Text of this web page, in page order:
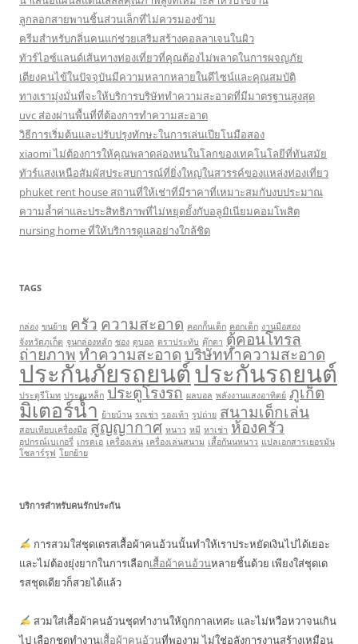
ลูกลอกสายพานชิ้นส่วนเล็กที่ไม่ควรมองข้าม
ครีมสำหรับกลิ่นคนแก่ช่วยเสริมสร้างคอลลาเจนในผิว
ทัวร์ไอซ์แลนด์เส้นทางท่องเที่ยวที่คุณต้องไม่พลาดในการผจญภัย
เตียงคนไข้ในปัจจุบันมีความหลากหลายในดีไซน์และคุณสมบัติ
ทางเรามุ่งมั่นที่จะให้บริการบริษัททำความสะอาดที่มีมาตรฐานสูงสุด
uvc ส่องผ่านพื้นที่ที่ต้องการทำความสะอาด
วิธีการเริ่มต้นและปรับปรุงทักษะในการเล่นเปียโนมือสอง
xiaomi ไม่ต้องการให้คุณพลาดล่องหนในโลกของเทคโนโลยีที่ทันสมัย
ทัวร์แสงเหนือสัมผัสประสบการณ์ที่ยิ่งใหญ่ในสวรรค์ของแหล่งท่องเที่ยว
phuket rent house สถานที่ให้เช่าที่มีราคาที่เหมาะสมกับงบประมาณ
ความล้ำค่าและประสิทธิภาพที่ไม่หยุดยั้งกับอลูมิเนียมคอมโพสิต
nursing home ที่ให้บริการดูแลอย่างใกล้ชิด
TAGS
กล่อง ขนย้าย ครัว ความสะอาด คอกกั้นเด็ก คอกเด็ก งานมือสอง
จังหวัดภูเก็ต จูนกล่องหลัก ซอง ดูบอล ตราประทับ ตุ๊กตา ตู้คอนโทรล
ถ่ายภาพทำความสะอาดบริษัททำความสะอาด
ประกันภัยรถยนต์ประกันรถยนต์
ประตูรีโมท ประตูเหล็ก ประตูโรงรถ ผลบอล พลังงานแสงอาทิตย์ ภูเก็ต
มิเตอร์น้ำ ย้ายบ้าน รถเช่า รองเท้า รูปถ่าย สนามเด็กเล่น
สอบเทียบเครื่องมือ สูญญากาศ หนาว หมี หาเช่า ห้องครัว
อุปกรณ์เบเกอรี่ เกรดเอ เครื่องเล่น เครื่องเล่นสนาม เสื้อกันนหนาว แปลเอกสารเยอรมัน
โซลาร์รูฟ โยกย้าย
บริการสำหรับคนรักประกัน
การสวมใส่ชุดเดรสเสื้อผ้าคนอ้วนนั้นทำให้เราประหยัดเงินไปได้เยอะ
และไม่ต้องยุ่งยากในการเลือกเสื้อผ้าคนอ้วนหลายชิ้นด้วย เพียงใส่ชุดเด
รสชุดเดียวก็สวยได้แล้ว
สวมใส่เสื้อผ้าคนอ้วนชุดทำงานให้ถูกกาลเทศะ และไม่หวือหวาจนเกิน
ไป เลือกชุดทำงานเสื้อผ้าคนอ้วนที่พองาม ไม่ใช่อลังการงานสร้างเหมือน